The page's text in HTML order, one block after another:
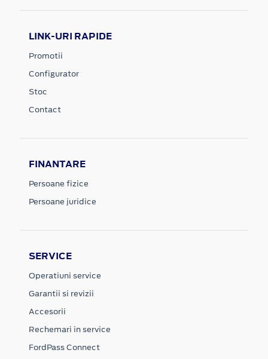
LINK-URI RAPIDE
Promotii
Configurator
Stoc
Contact
FINANTARE
Persoane fizice
Persoane juridice
SERVICE
Operatiuni service
Garantii si revizii
Accesorii
Rechemari in service
FordPass Connect